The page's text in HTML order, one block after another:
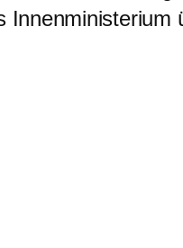
Innenministerium